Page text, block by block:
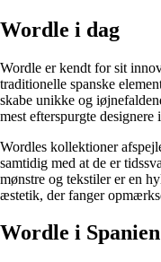
Wordle i dag
Wordle er kendt for sit
traditionelle spanske
skabe unikke og
mest efterspurgte designere
Wordles kollektioner
samtidig med at de er
mønstre og tekstiler er en
æstetik, der fanger
Wordle i Spanien